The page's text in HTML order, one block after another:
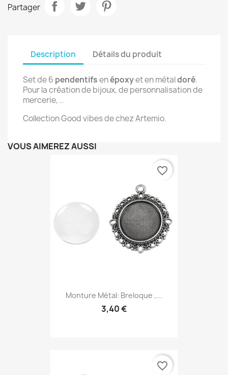
Partager
Description Détails du produit
Set de 6 pendentifsenépoxyet en métaldoré.
Pour la création de bijoux, de personnalisation de
mercerie, ..
Collection Good vibes de chez Artemio.
VOUS AIMEREZ AUSSI
Monture Métal: Breloque ,...
3,40 €
favorite_border
favorite_border